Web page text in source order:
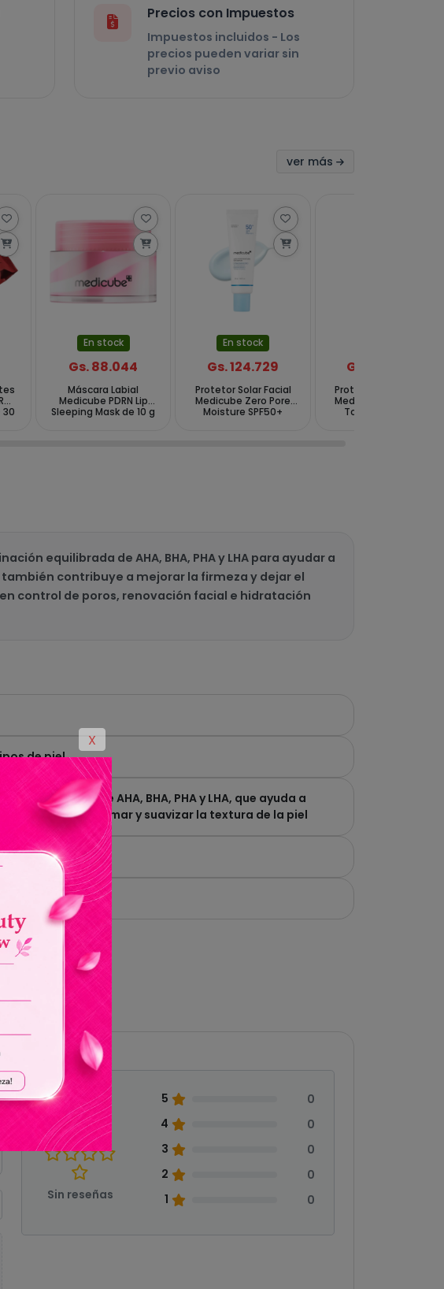
Precios con Impuestos
Impuestos incluidos - Los
precios pueden variar sin
previo aviso
ver más
En stock
Gs. 88.044
Máscara Labial
Medicube PDRN Lip
Sleeping Mask de 10 g
En stock
Gs. 124.729
Protetor Solar Facial
Medicube Zero Pore
Moisture SPF50+
Gs. 139.402
Protetor Solar Facial
Medicube PDRN Pink
Tone Up SPF50+
equilibrada de AHA, BHA, PHA y LHA para ayudar a
contribuye a mejorar la firmeza y dejar el
control de poros, renovación facial e hidratación
de piel
equilibrada de AHA, BHA, PHA y LHA, que ayuda a
, iluminar, reafirmar y suavizar la textura de la piel
0.0
Sin reseñas
5
0
4
0
3
0
2
0
1
0
X